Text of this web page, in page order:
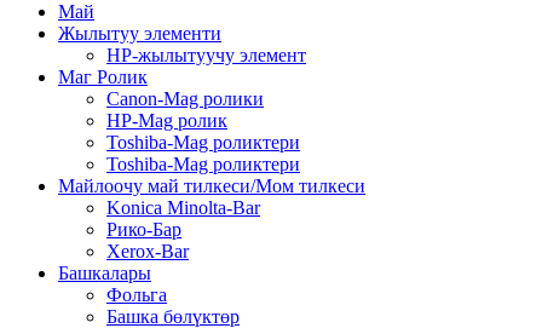
Май
Жылытуу элементи
HP-жылытуучу элемент
Маг Ролик
Canon-Mag ролики
HP-Mag ролик
Toshiba-Mag роликтери
Toshiba-Mag роликтери
Майлоочу май тилкеси/Мом тилкеси
Konica Minolta-Bar
Рико-Бар
Xerox-Bar
Башкалары
Фольга
Башка бөлүктөр